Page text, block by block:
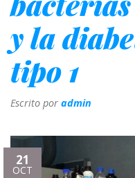
y la
tipo 1
Escrito por admin
21
OCT